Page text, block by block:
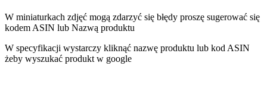
W miniaturkach zdjęć mogą zdarzyć się błędy proszę sugerować się
kodem ASIN lub Nazwą produktu
W specyfikacji wystarczy kliknąć nazwę produktu lub kod ASIN
żeby wyszukać produkt w google